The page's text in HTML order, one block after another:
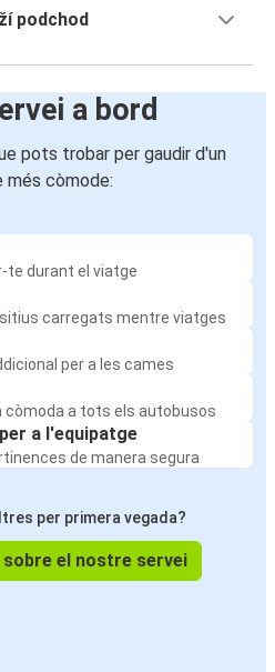
podchod
a bord
pots trobar per gaudir d'un
més còmode:
te durant el viatge
carregats mentre viatges
per a les cames
còmoda a tots els autobusos
a l'equipatge
de manera segura
per primera vegada?
el nostre servei